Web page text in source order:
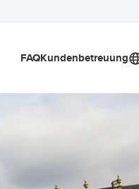
FAQKundenbetreuung